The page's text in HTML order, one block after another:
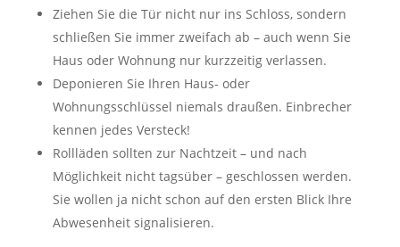
Ziehen Sie die Tür nicht nur ins Schloss, sondern
schließen Sie immer zweifach ab – auch wenn Sie
Haus oder Wohnung nur kurzzeitig verlassen.
Deponieren Sie Ihren Haus- oder
Wohnungsschlüssel niemals draußen. Einbrecher
kennen jedes Versteck!
Rollläden sollten zur Nachtzeit – und nach
Möglichkeit nicht tagsüber – geschlossen werden.
Sie wollen ja nicht schon auf den ersten Blick Ihre
Abwesenheit signalisieren.